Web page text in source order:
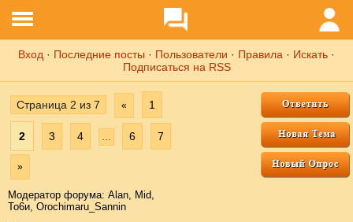
Вход · Последние посты · Пользователи · Правила · Искать ·
Подписаться на RSS
Страница 2 из 7 « 1
2 3 4 … 6 7
»
Модератор форума: Аlаn, Mid,
То6и, Orochimaru_Sannin